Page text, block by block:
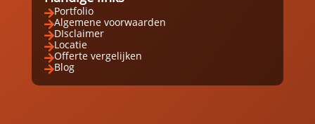
Portfolio
Algemene voorwaarden
DIsclaimer
Locatie
Offerte vergelijken
Blog